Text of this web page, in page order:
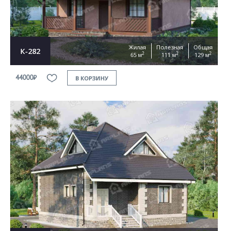
К-282
Жилая
65 м2
Полезная
111 м2
Общая
129 м2
44000₽ В КОРЗИНУ